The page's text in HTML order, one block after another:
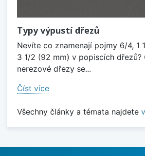
Typy výpustí dřezů
Nevíte co znamenají pojmy 6/4, 1
3 1/2 (92 mm) v popiscích dřezů?
nerezové dřezy se...
Číst více
Všechny články a témata najdete